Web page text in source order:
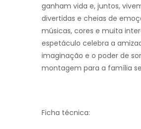
ganham vida e, juntos,
divertidas e cheias de
músicas, cores e muita
espetáculo celebra a
imaginação e o poder de
montagem para a família
Ficha técnica: